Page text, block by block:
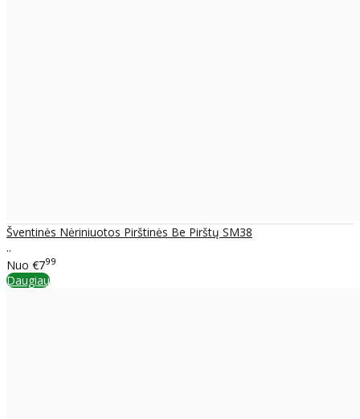
Šventinės Nėriniuotos Pirštinės Be Pirštų SM38
..
Nuo €799
Daugiau